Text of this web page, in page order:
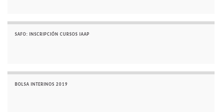
SAFO: INSCRIPCIÓN CURSOS IAAP
BOLSA INTERINOS 2019